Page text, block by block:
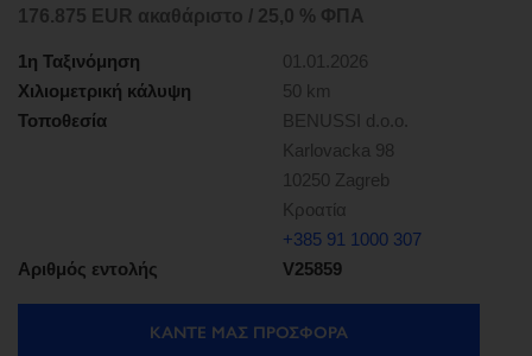
176.875 EUR ακαθάριστο / 25,0 % ΦΠΑ
1η Ταξινόμηση
01.01.2026
Χιλιομετρική κάλυψη
50 km
Τοποθεσία
BENUSSI d.o.o.
Karlovacka 98
10250 Zagreb
Κροατία
+385 91 1000 307
Αριθμός εντολής
V25859
ΚΑΝΤΕ ΜΑΣ ΠΡΟΣΦΟΡΑ